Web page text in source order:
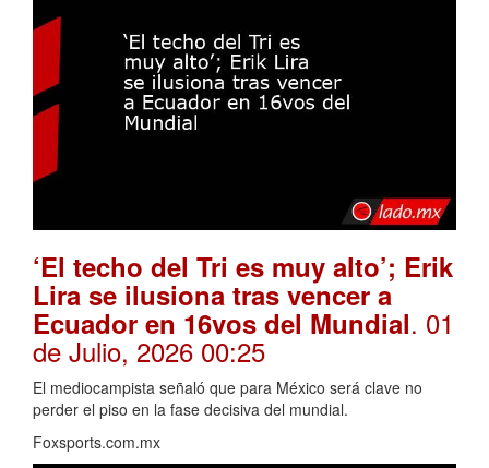
‘El techo del Tri es muy alto’; Erik
Lira se ilusiona tras vencer a
Ecuador en 16vos del Mundial. 01
de Julio, 2026 00:25
El mediocampista señaló que para México será clave no
perder el piso en la fase decisiva del mundial.
Foxsports.com.mx